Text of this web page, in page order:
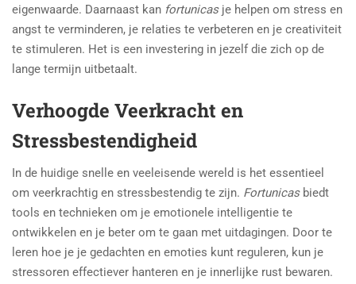
eigenwaarde. Daarnaast kan fortunicasje helpen om stress en
angst te verminderen, je relaties te verbeteren en je creativiteit
te stimuleren. Het is een investering in jezelf die zich op de
lange termijn uitbetaalt.
Verhoogde Veerkracht en
Stressbestendigheid
In de huidige snelle en veeleisende wereld is het essentieel
om veerkrachtig en stressbestendig te zijn. Fortunicasbiedt
tools en technieken om je emotionele intelligentie te
ontwikkelen en je beter om te gaan met uitdagingen. Door te
leren hoe je je gedachten en emoties kunt reguleren, kun je
stressoren effectiever hanteren en je innerlijke rust bewaren.